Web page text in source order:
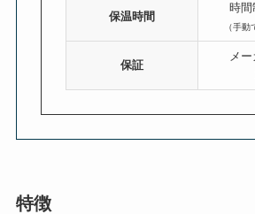
保温時間
時間
（手動
保証
メ
特徴